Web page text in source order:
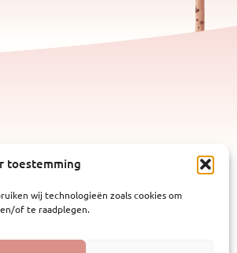
toestemming
wij technologieën zoals cookies om
of te raadplegen.